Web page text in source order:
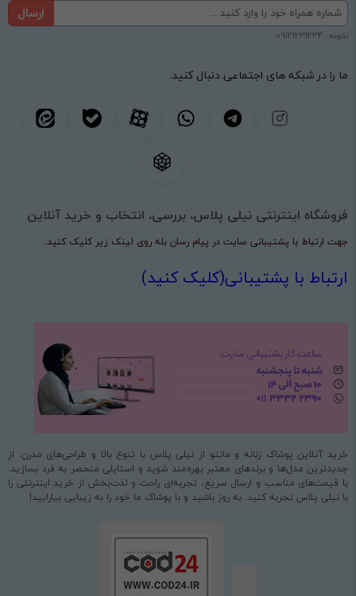
ارسال
نمونه: 09121231234
ما را در شبکه های اجتماعی دنبال کنید.
فروشگاه اینترنتی نیلی پلاس، بررسی، انتخاب و خرید آنلاین
جهت ارتباط با پشتیبانی سایت در پیام رسان بله روی لینک زیر کلیک کنید:
ارتباط با پشتیبانی(کلیک کنید)
خرید آنلاین پوشاک زنانه و مانتو از نیلی پلاس با تنوع بالا و طراحی‌های مدرن. از
جدیدترین مدل‌ها و برندهای معتبر بهره‌مند شوید و استایلی منحصر به فرد بسازید.
با قیمت‌های مناسب و ارسال سریع، تجربه‌ای راحت و لذت‌بخش از خرید اینترنتی را
با نیلی پلاس تجربه کنید. به روز باشید و با پوشاک ما خود را به زیبایی بیارایید!